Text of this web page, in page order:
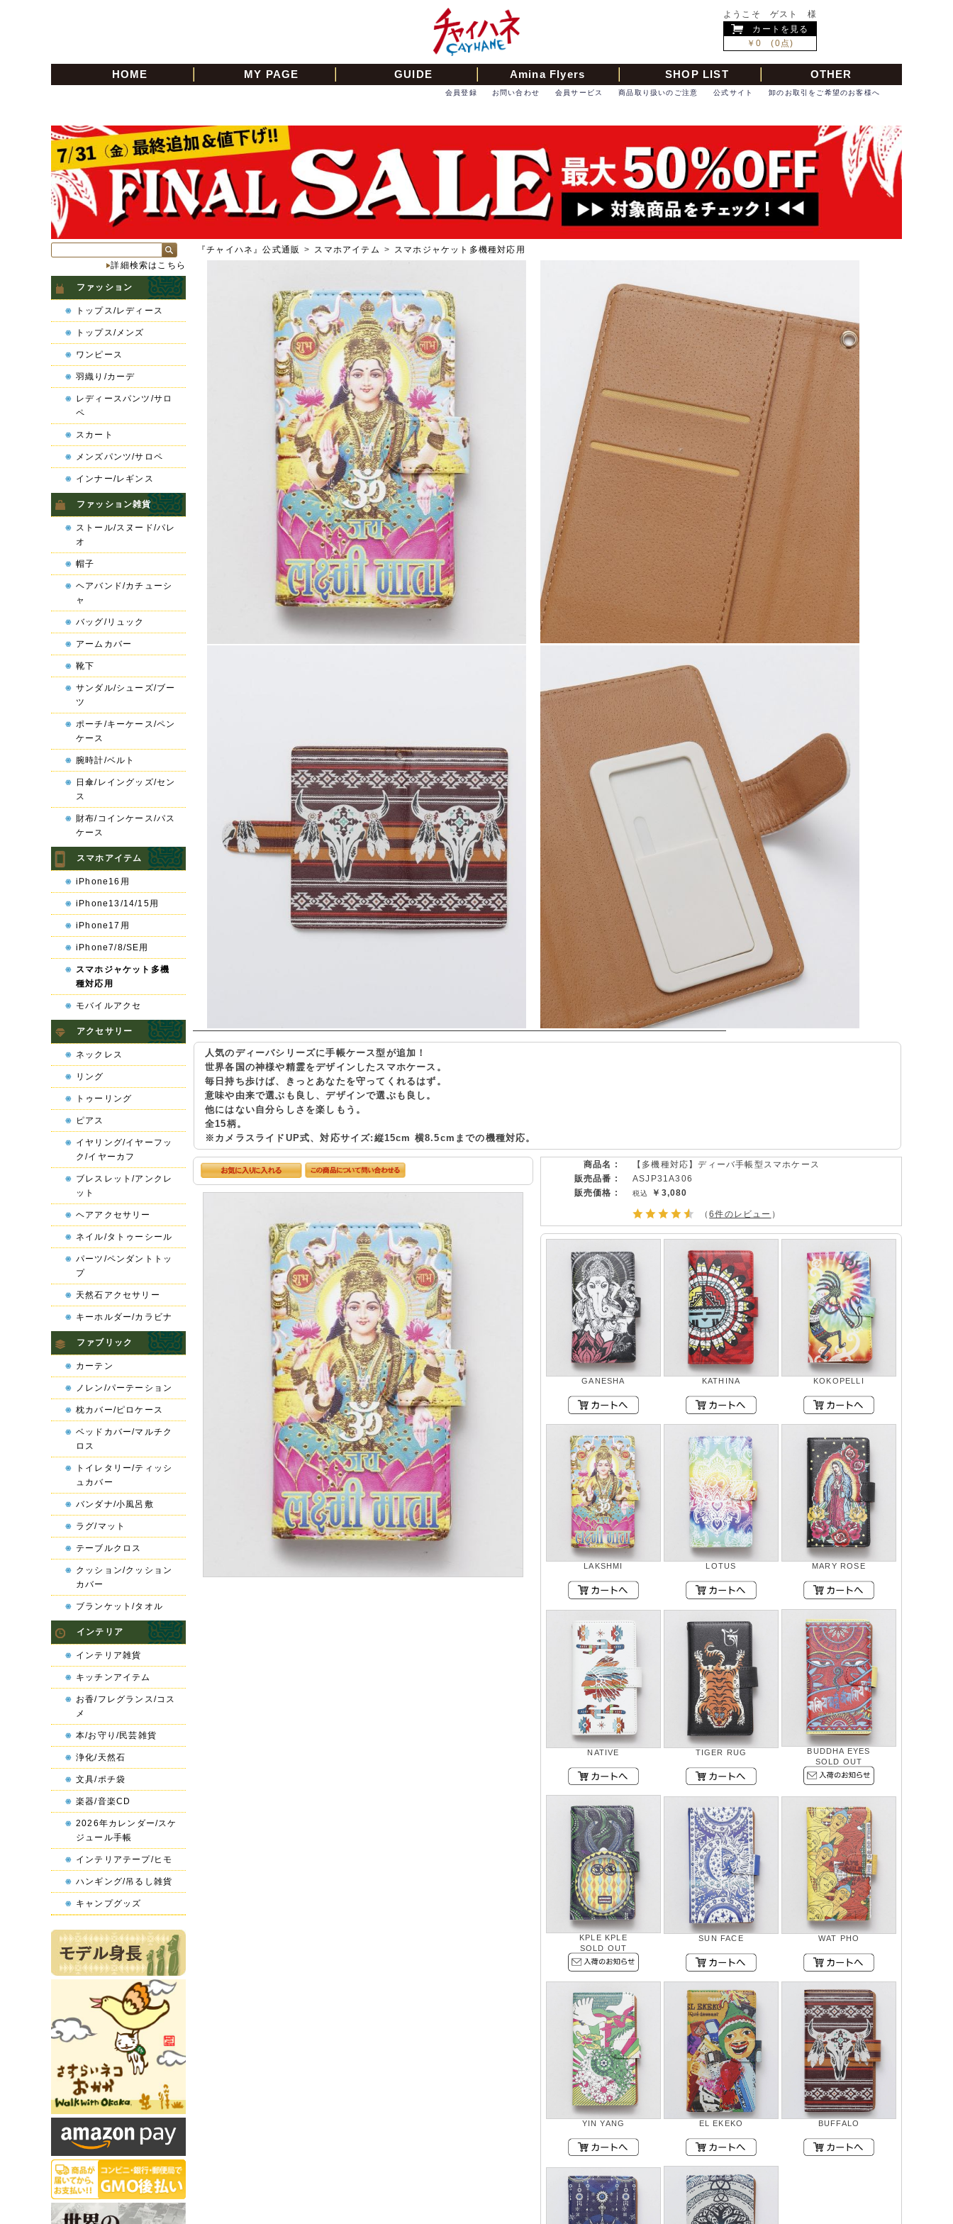
ようこそ ゲスト 様
カートを見る
￥0 (0点)
HOME MY PAGE GUIDE Amina Flyers SHOP LIST OTHER
卸のお取引をご希望のお客様へ
公式サイト
商品取り扱いのご注意
会員サービス
お問い合わせ
会員登録
『チャイハネ』公式通販 > スマホアイテム > スマホジャケット多機種対応用
人気のディーバシリーズに手帳ケース型が追加！
世界各国の神様や精霊をデザインしたスマホケース。
毎日持ち歩けば、きっとあなたを守ってくれるはず。
意味や由来で選ぶも良し、デザインで選ぶも良し。
他にはない自分らしさを楽しもう。
全15柄。
※カメラスライドUP式、対応サイズ:縦15cm 横8.5cmまでの機種対応。
商品名 :
【多機種対応】ディーバ手帳型スマホケース
販売品番 :
ASJP31A306
販売価格 :
￥3,080
（6件のレビュー ）
GANESHA KATHINA KOKOPELLI
LAKSHMI LOTUS MARY ROSE
NATIVE TIGER RUG
BUDDHA EYES
SOLD OUT
KPLE KPLE
SOLD OUT
SUN FACE WAT PHO
YIN YANG EL EKEKO BUFFALO
詳細検索はこちら
ファッション
トップス/レディース
トップス/メンズ
ワンピース
羽織り/カーデ
レディースパンツ/サロ
ペ
スカート
メンズパンツ/サロペ
インナー/レギンス
ファッション雑貨
ストール/スヌード/パレ
オ
帽子
ヘアバンド/カチューシ
ャ
バッグ/リュック
アームカバー
靴下
サンダル/シューズ/ブー
ツ
ポーチ/キーケース/ペン
ケース
腕時計/ベルト
日傘/レイングッズ/セン
ス
財布/コインケース/パス
ケース
スマホアイテム
iPhone16用
iPhone13/14/15用
iPhone17用
iPhone7/8/SE用
スマホジャケット多機
種対応用
モバイルアクセ
アクセサリー
ネックレス
リング
トゥーリング
ピアス
イヤリング/イヤーフッ
ク/イヤーカフ
ブレスレット/アンクレ
ット
ヘアアクセサリー
ネイル/タトゥーシール
パーツ/ペンダントトッ
プ
天然石アクセサリー
キーホルダー/カラビナ
ファブリック
カーテン
ノレン/パーテーション
枕カバー/ピロケース
ベッドカバー/マルチク
ロス
トイレタリー/ティッシ
ュカバー
バンダナ/小風呂敷
ラグ/マット
テーブルクロス
クッション/クッション
カバー
ブランケット/タオル
インテリア
インテリア雑貨
キッチンアイテム
お香/フレグランス/コス
メ
本/お守り/民芸雑貨
浄化/天然石
文具/ポチ袋
楽器/音楽CD
2026年カレンダー/スケ
ジュール手帳
インテリアテープ/ヒモ
ハンギング/吊るし雑貨
キャンプグッズ